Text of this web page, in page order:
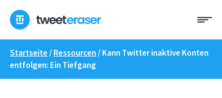
Inhalt
springen
Startseite /Ressourcen /Kann Twitter inaktive Konten
entfolgen: Ein Tiefgang